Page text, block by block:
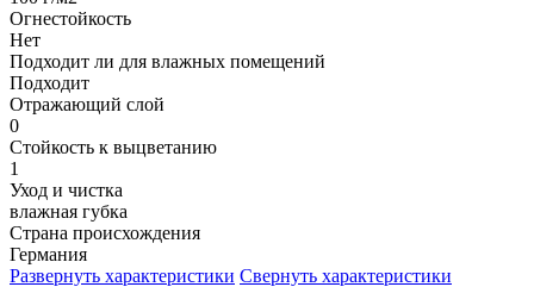
Огнестойкость
Нет
Подходит ли для влажных помещений
Подходит
Отражающий слой
0
Стойкость к выцветанию
1
Уход и чистка
влажная губка
Страна происхождения
Германия
Развернуть характеристики Свернуть характеристики